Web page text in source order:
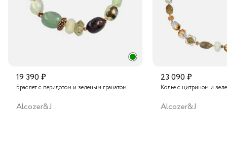
19 390 ₽
Браслет с перидотом и зеленым гранатом
Alcozer&J
23 090 ₽
Колье с цитрином и
Alcozer&J